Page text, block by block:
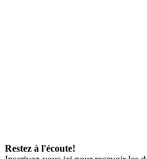
Restez à l'écoute!